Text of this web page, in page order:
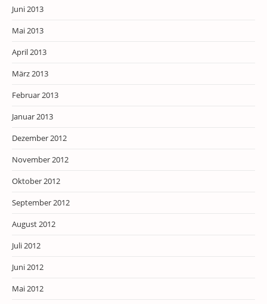
Juni 2013
Mai 2013
April 2013
März 2013
Februar 2013
Januar 2013
Dezember 2012
November 2012
Oktober 2012
September 2012
August 2012
Juli 2012
Juni 2012
Mai 2012